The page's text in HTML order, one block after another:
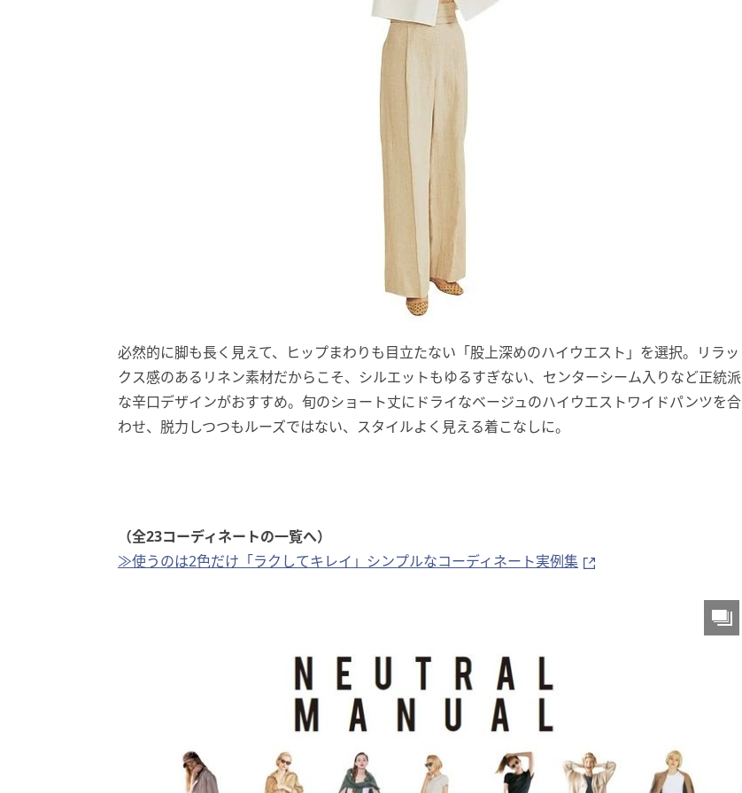
必然的に脚も長く見えて、ヒップまわりも目立たない「股上深めのハイウエスト」を選択。リラッ
クス感のあるリネン素材だからこそ、シルエットもゆるすぎない、センターシーム入りなど正統派
な辛口デザインがおすすめ。旬のショート丈にドライなベージュのハイウエストワイドパンツを合
わせ、脱力しつつもルーズではない、スタイルよく見える着こなしに。
（全23コーディネートの一覧へ）
≫使うのは2色だけ「ラクしてキレイ」シンプルなコーディネート実例集